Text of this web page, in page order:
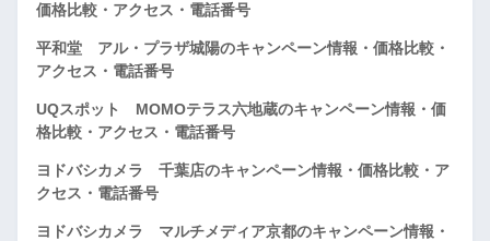
価格比較・アクセス・電話番号
平和堂 アル・プラザ城陽のキャンペーン情報・価格比較・
アクセス・電話番号
UQスポット MOMOテラス六地蔵のキャンペーン情報・価
格比較・アクセス・電話番号
ヨドバシカメラ 千葉店のキャンペーン情報・価格比較・ア
クセス・電話番号
ヨドバシカメラ マルチメディア京都のキャンペーン情報・